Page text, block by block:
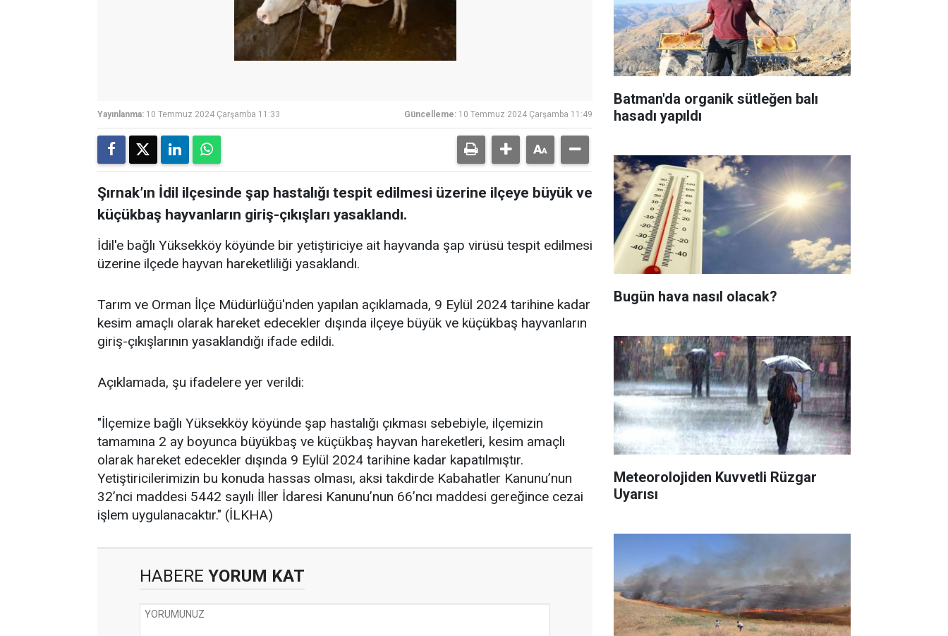
Yayınlanma: 10 Temmuz 2024 Çarşamba 11:33 Güncelleme: 10 Temmuz 2024 Çarşamba 11:49
Şırnak’ın İdil ilçesinde şap hastalığı tespit edilmesi üzerine ilçeye büyük ve
küçükbaş hayvanların giriş-çıkışları yasaklandı.
İdil'e bağlı Yüksekköy köyünde bir yetiştiriciye ait hayvanda şap virüsü tespit edilmesi
üzerine ilçede hayvan hareketliliği yasaklandı.
Tarım ve Orman İlçe Müdürlüğü'nden yapılan açıklamada, 9 Eylül 2024 tarihine kadar
kesim amaçlı olarak hareket edecekler dışında ilçeye büyük ve küçükbaş hayvanların
giriş-çıkışlarının yasaklandığı ifade edildi.
Açıklamada, şu ifadelere yer verildi:
"İlçemize bağlı Yüksekköy köyünde şap hastalığı çıkması sebebiyle, ilçemizin
tamamına 2 ay boyunca büyükbaş ve küçükbaş hayvan hareketleri, kesim amaçlı
olarak hareket edecekler dışında 9 Eylül 2024 tarihine kadar kapatılmıştır.
Yetiştiricilerimizin bu konuda hassas olması, aksi takdirde Kabahatler Kanunu’nun
32’nci maddesi 5442 sayılı İller İdaresi Kanunu’nun 66’ncı maddesi gereğince cezai
işlem uygulanacaktır." (İLKHA)
HABERE YORUM KAT
Batman'da organik sütleğen balı
hasadı yapıldı
Bugün hava nasıl olacak?
Meteorolojiden Kuvvetli Rüzgar
Uyarısı